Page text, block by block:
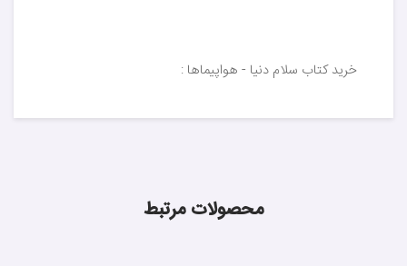
خرید کتاب سلام دنیا - هواپیماها :
محصولات مرتبط